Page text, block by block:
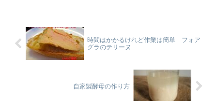
時間はかかるけれど作業は簡単 フォア
グラのテリーヌ
自家製酵母の作り方